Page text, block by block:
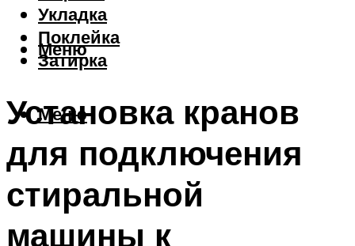
Укладка
Поклейка
Затирка
Меню
Меню
Установка кранов
для подключения
стиральной
машины к